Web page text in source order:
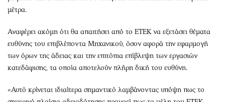
μέτρα.
Αναφέρει ακόμη ότι θα απαιτήσει από το ΕΤΕΚ να εξετάσει θέματα
ευθύνης του επιβλέποντα Μηχανικού, όσον αφορά την εφαρμογή
των όρων της άδειας και την επιτόπια επίβλεψη των εργασιών
κατεδάφισης, τα οποία αποτελούν πλήρη δική του ευθύνη.
«Αυτό κρίνεται ιδιαίτερα σημαντικό λαμβάνοντας υπόψη πως το